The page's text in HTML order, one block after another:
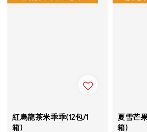
紅烏龍茶米乖乖(12包/1
箱)
夏雪芒
箱)